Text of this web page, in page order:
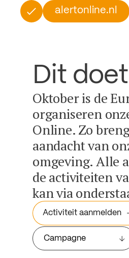
alertonline.nl
Dit
Oktober is de
organiseren
Online. Zo
aandacht van
omgeving. Alle
de activiteiten
kan via
Activiteit aanmelden
Campagne